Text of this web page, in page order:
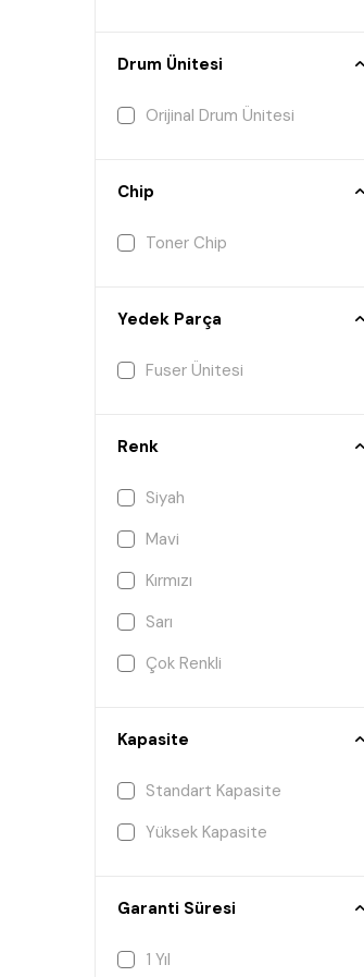
Drum Ünitesi
Orijinal Drum Ünitesi
Chip
Toner Chip
Yedek Parça
Fuser Ünitesi
Renk
Siyah
Mavi
Kırmızı
Sarı
Çok Renkli
Kapasite
Standart Kapasite
Yüksek Kapasite
Garanti Süresi
1 Yıl